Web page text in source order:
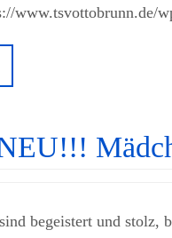
www.tsvottobrunn.de/
begeistert und stolz,